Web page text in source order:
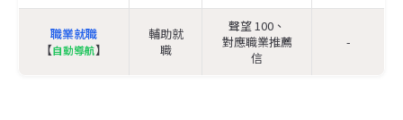
職業就職
【自動導航】
輔助就
職
聲望 100、
對應職業推薦
信
-